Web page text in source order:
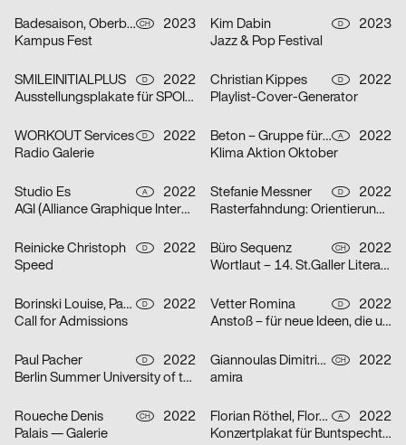
Badesaison, Oberberger Moriz CH
2023
Kampus Fest
Kim Dabin D
2023
Jazz & Pop Festival
SMILEINITIALPLUS D
2022
Ausstellungsplakate für SPOILER Aktionsraum in Berlin
Christian Kippes D
2022
Playlist-Cover-Generator
WORKOUT Services D
2022
Radio Galerie
Beton – Gruppe für Gestaltung A
2022
Klima Aktion Oktober
Studio Es A
2022
AGI (Alliance Graphique Internationale)
Stefanie Messner D
2022
Rasterfahndung: Orientierung & Chaos
Reinicke Christoph D
2022
Speed
Büro Sequenz CH
2022
Wortlaut – 14. St.Galler Literaturfestival
Borinski Louise, Paula Buškevica D
2022
Call for Admissions
Vetter Romina D
2022
Anstoß – für neue Ideen, die unsere Stadt verändern
Paul Pacher D
2022
Berlin Summer University of the Arts 2023
Giannoulas Dimitris, Dhillon Amrit CH
2022
amira
Roueche Denis CH
2022
Palais — Galerie
Florian Röthel, Florentin Scheicher A
2022
Konzertplakat für Buntspecht, Arena Wien